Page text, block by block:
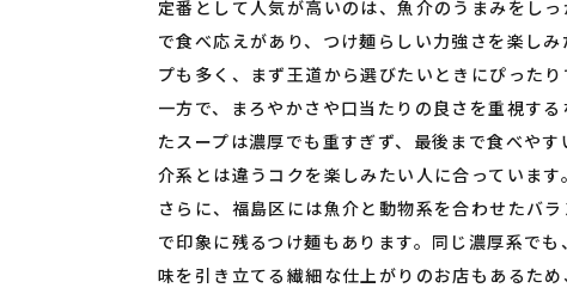
定番として人気が高いのは、魚介のうまみをし
で食べ応えがあり、つけ麺らしい力強さを楽し
プも多く、まず王道から選びたいときにぴったり
一方で、まろやかさや口当たりの良さを重視す
たスープは濃厚でも重すぎず、最後まで食べや
介系とは違うコクを楽しみたい人に合っています。
さらに、福島区には魚介と動物系を合わせたバ
で印象に残るつけ麺もあります。同じ濃厚系で
味を引き立てる繊細な仕上がりのお店もあるた